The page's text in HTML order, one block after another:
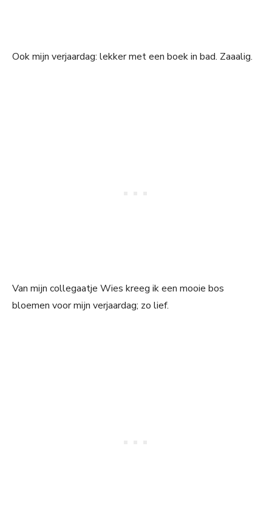
Ook mijn verjaardag: lekker met een boek in bad. Zaaalig.
Van mijn collegaatje Wies kreeg ik een mooie bos
bloemen voor mijn verjaardag; zo lief.